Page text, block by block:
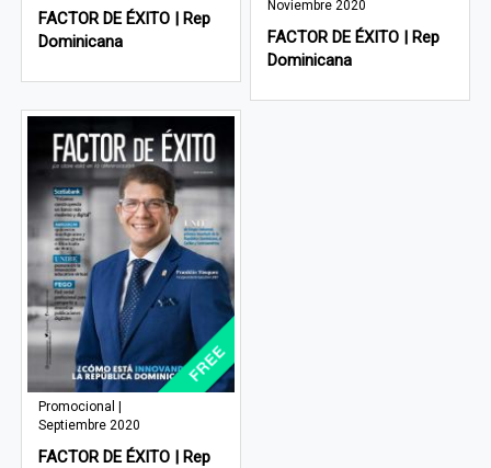
FACTOR DE ÉXITO | Rep
Dominicana
Noviembre 2020
FACTOR DE ÉXITO | Rep
Dominicana
Promocional |
Septiembre 2020
FACTOR DE ÉXITO | Rep